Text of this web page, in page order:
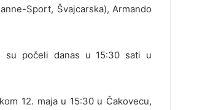
Sport, Švajcarska), Armando
su počeli danas u 15:30 sati u
12. maja u 15:30 u Čakovecu,